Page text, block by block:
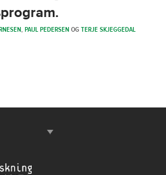
,PAUL PEDERSENOGTERJE SKJEGGEDAL